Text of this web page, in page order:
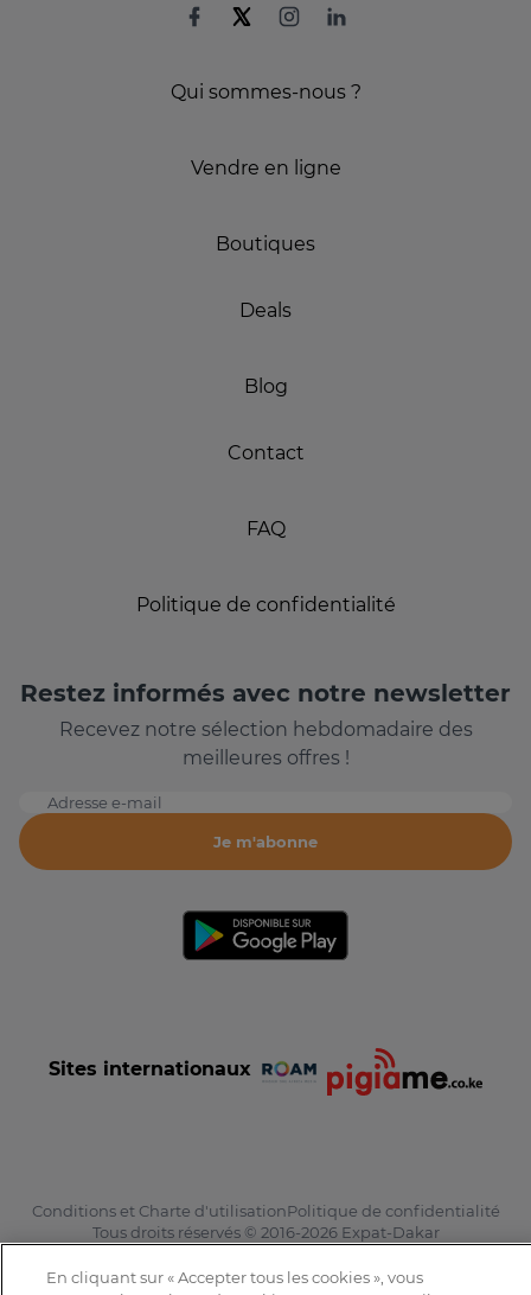
Qui sommes-nous ?
Vendre en ligne
Boutiques
Deals
Blog
Contact
FAQ
Politique de confidentialité
Restez informés avec notre newsletter
Recevez notre sélection hebdomadaire des
meilleures offres !
Adresse e-mail
Je m'abonne
Sites internationaux
Conditions et Charte d'utilisationPolitique de confidentialité
Tous droits réservés © 2016-2026 Expat-Dakar
En cliquant sur « Accepter tous les cookies », vous